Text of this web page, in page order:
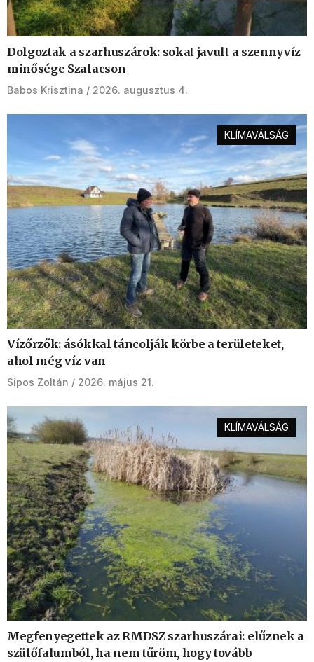
Dolgoztak a szarhuszárok: sokat javult a szennyvíz
minősége Szalacson
Babos Krisztina 2026. augusztus 4.
KLÍMAVÁLSÁG
Vízőrzők: ásókkal táncolják körbe a területeket,
ahol még víz van
Sipos Zoltán 2026. május 21.
KLÍMAVÁLSÁG
Megfenyegettek az RMDSZ szarhuszárai: elűznek a
szülőfalumból, ha nem tűröm, hogy tovább